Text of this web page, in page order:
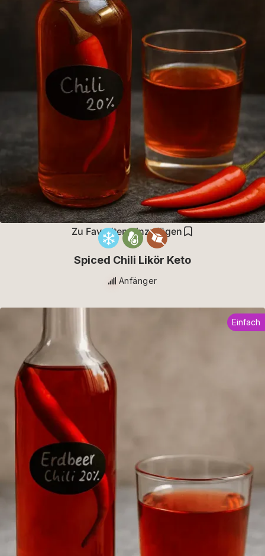
Zu Favoriten hinzufügen
Spiced Chili Likör Keto
Anfänger
Einfach